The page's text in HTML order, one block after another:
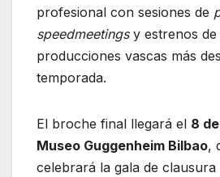
profesional con sesiones de
speedmeetingsy estrenos de
producciones vascas más
temporada.
El broche final llegará el 8
Museo Guggenheim Bilbao,
celebrará la gala de